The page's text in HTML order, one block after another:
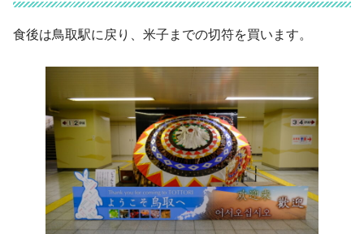
食後は鳥取駅に戻り、米子までの切符を買います。